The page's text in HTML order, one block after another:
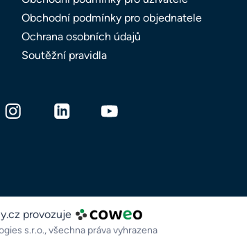
Obchodní podmínky pro objednatele
Ochrana osobních údajů
Soutěžní pravidla
provozuje
s.r.o.,všechna práva vyhrazena